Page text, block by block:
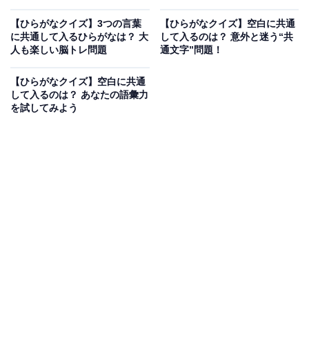
【ひらがなクイズ】3つの言葉
に共通して入るひらがなは？ 大
人も楽しい脳トレ問題
【ひらがなクイズ】空白に共通
して入るのは？ 意外と迷う“共
通文字”問題！
【ひらがなクイズ】空白に共通
して入るのは？ あなたの語彙力
を試してみよう